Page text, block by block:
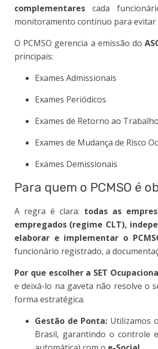
complementares cada
monitoramento contínuo para evitar
O PCMSO gerencia a emissão do
principais:
Exames Admissionais
Exames Periódicos
Exames de Retorno ao Trabalho
Exames de Mudança de Risco
Exames Demissionais
Para quem o PCMSO é
A regra é clara: todas as
empregados (regime CLT),
elaborar e implementar o
funcionário registrado, a
Por que escolher a SET
e deixá-lo na gaveta não resolve o
forma estratégica.
Gestão de Ponta: Utilizamos
Brasil, garantindo o controle